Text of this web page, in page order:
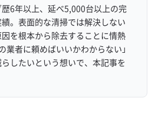
6年以上、延べ5,000台以上の完
。表面的な清掃では解決しない
を根本から除去することに情熱
業者に頼めばいいかわからない」
したいという想いで、本記事を